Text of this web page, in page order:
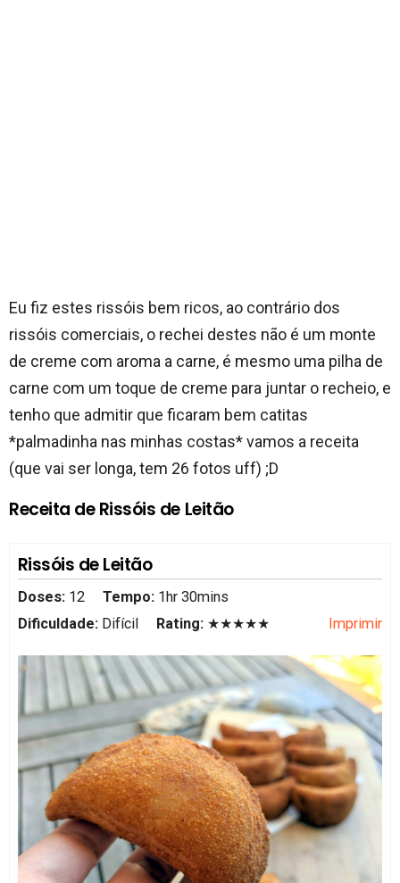
Eu fiz estes rissóis bem ricos, ao contrário dos
rissóis comerciais, o rechei destes não é um monte
de creme com aroma a carne, é mesmo uma pilha de
carne com um toque de creme para juntar o recheio, e
tenho que admitir que ficaram bem catitas
*palmadinha nas minhas costas* vamos a receita
(que vai ser longa, tem 26 fotos uff) ;D
Receita de Rissóis de Leitão
Rissóis de Leitão
Doses: 12 Tempo: 1hr 30mins
Dificuldade: Difícil Rating: ★★★★★ Imprimir